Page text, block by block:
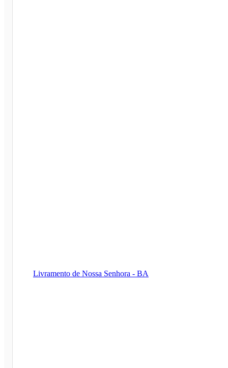
Livramento de Nossa Senhora - BA